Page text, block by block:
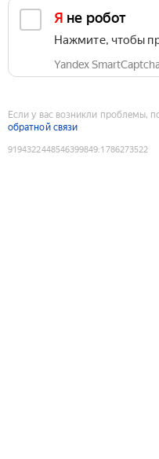
Я не робот
Нажмите, чтобы
Yandex
Если у вас возникли проблемы,
обратной связи
9194322448546399849:1786273522